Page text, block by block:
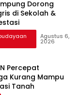
Dorong
di Sekolah &
Agustus 6,
2026
Percepat
Kurang Mampu
Tanah